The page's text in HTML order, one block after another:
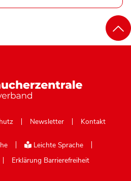
Newsletter Kontakt
Leichte Sprache
Erklärung Barrierefreiheit